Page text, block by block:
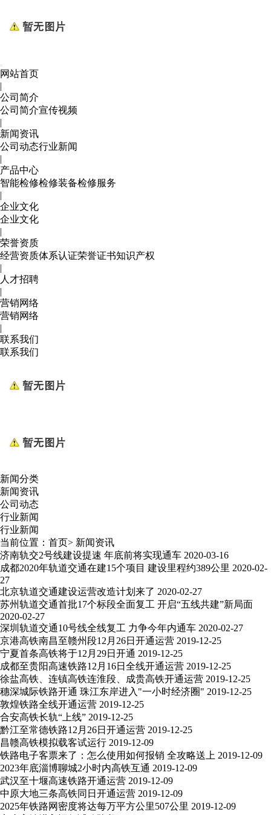
网站首页
|
公司简介
公司简介宣传视频
|
新闻资讯
公司动态行业新闻
|
产品中心
智能检修检修装备检修服务
|
企业文化
企业文化
|
荣誉资质
经营资质体系认证荣誉证书知识产权
|
人才招聘
|
营销网络
营销网络
|
联系我们
联系我们
新闻分类
新闻资讯
公司动态
行业新闻
行业新闻
当前位置： 首页> 新闻资讯
济南轨交2号线建设提速 年底前将实现通车 2020-03-16
成都2020年轨道交通在建15个项目 建设里程约389公里 2020-02-
27
北京轨道交通建设运营改造计划来了 2020-02-27
苏州轨道交通首批17个标段全面复工 开启“五线共建”新局面
2020-02-27
深圳轨道交通10号线全线复工 力争今年内通车 2020-02-27
京港高铁南昌至赣州段12月26日开通运营 2019-12-25
宁夏首条高铁将于12月29日开通 2019-12-25
成都至贵阳高速铁路12月16日全线开通运营 2019-12-25
徐盐高铁、连镇高铁连淮段、成贵高铁开通运营 2019-12-25
穗深城际铁路开通 珠江东岸进入"一小时经济圈" 2019-12-25
敦煌铁路全线开通运营 2019-12-25
合安高铁长轨“上线” 2019-12-25
黔江至常德铁路12月26日开通运营 2019-12-25
昌赣高铁模拟载客试运行 2019-12-09
铁路电子客票来了：怎么使用如何报销 全攻略送上 2019-12-09
2023年底淄博聊城2小时内高铁互通 2019-12-09
武汉至十堰高速铁路开通运营 2019-12-09
中原大地三条高铁同日开通运营 2019-12-09
2025年铁路网密度将达每万平方公里507公里 2019-12-09